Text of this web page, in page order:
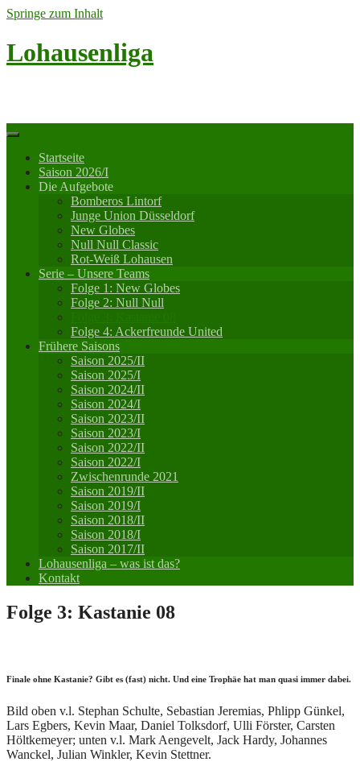
Springe zum Inhalt
Lohausenliga
Startseite
Saison 2026/I
Die Aufgebote
Bomberos Lintorf
Junge Union Düsseldorf
New Globes
Null Null Classic
Rot-Weiß Lohausen
Serie – Unsere Teams
Folge 1: New Globes
Folge 2: Null Null
Folge 4: Ackerfreunde United
Frühere Saisons
Saison 2025/II
Saison 2025/I
Saison 2024/II
Saison 2024/I
Saison 2023/II
Saison 2023/I
Saison 2022/II
Saison 2022/I
Zwischenrunde 2021
Saison 2019/II
Saison 2019/I
Saison 2018/II
Saison 2018/I
Saison 2017/II
Lohausenliga – was ist das?
Kontakt
Folge 3: Kastanie 08
Finale ohne Kastanie? Gibt es (fast) nicht. Und eine Trophäe hat man quasi immer dabei.
Bild oben v.l. Stephan Schulte, Sebastian Jeremias, Phlipp Günkel,
Lars Egbers, Kevin Maar, Daniel Tolksdorf, Ulli Förster, Carsten
Höltkemeyer; unten v.l. Mark Aengevelt, Jack Hardy, Johannes
Wanckel, Julian Winkler, Kevin Stettner.